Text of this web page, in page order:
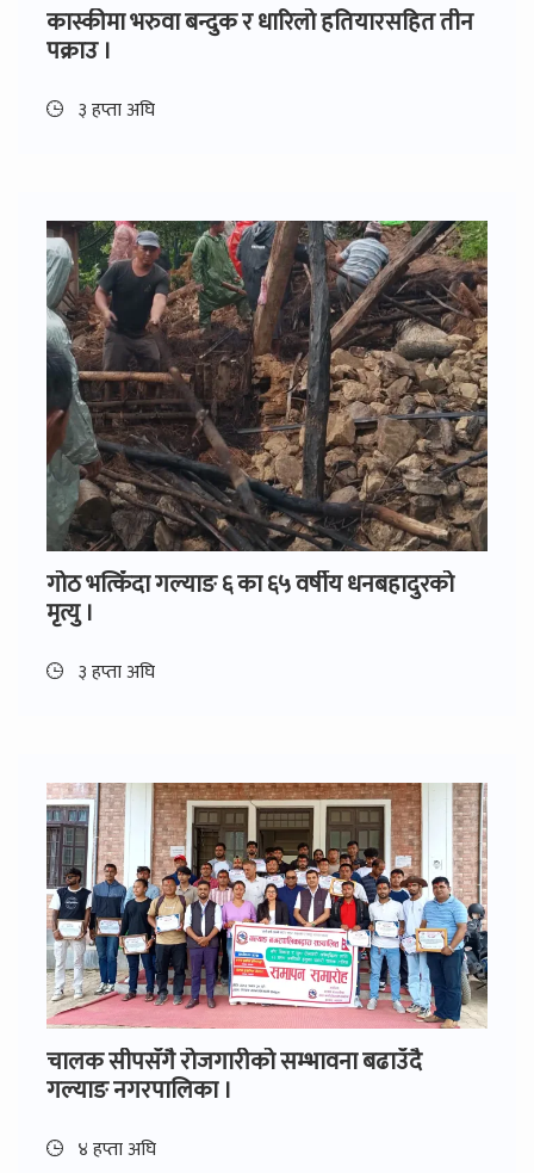
कास्कीमा भरुवा बन्दुक र धारिलो हतियारसहित तीन
पक्राउ ।
३ हप्ता अघि
गोठ भत्किँदा गल्याङ ६ का ६५ वर्षीय धनबहादुरको
मृत्यु ।
३ हप्ता अघि
चालक सीपसँगै रोजगारीको सम्भावना बढाउँदै
गल्याङ नगरपालिका ।
४ हप्ता अघि